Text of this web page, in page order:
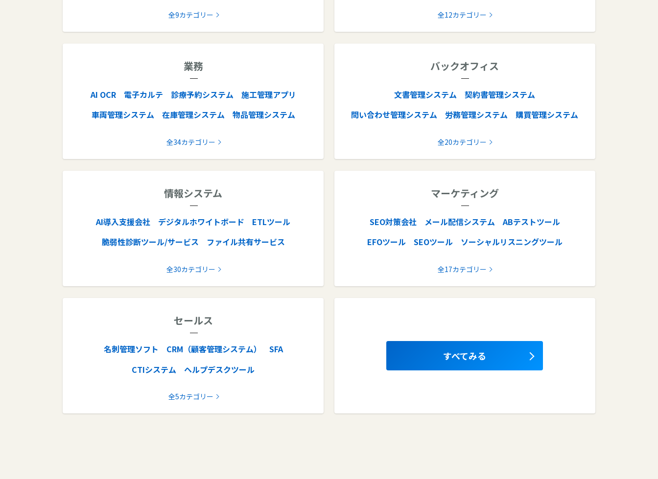
全9カテゴリー
授業支援システム
全12カテゴリー
業務
AI OCR 電子カルテ 診療予約システム
施工管理アプリ
車両管理システム
在庫管理システム
物品管理システム
業務可視化ツール
POSレジ
CO2排出量管理システム
リモートアクセスツール
表計算ソフト
プロジェクト管理ツール
文字起こしソフト
キャッシュレス決済
全34カテゴリー
バックオフィス
文書管理システム
契約書管理システム
問い合わせ管理システム
労務管理システム
購買管理システム
安否確認システム
マイナンバー管理システム
ERP 電子印鑑ソフト
全20カテゴリー
情報システム
AI導入支援会社 デジタルホワイトボード
ETLツール
脆弱性診断ツール/サービス
ファイル共有サービス
ファイアウォール
クラウドWAF BIM/CIM
仮想デスクトップ
バックアップソフト
テレビ会議システム
全30カテゴリー
マーケティング
SEO対策会社 メール配信システム
ABテストツール
EFOツール
SEOツール
ソーシャルリスニングツール
Web接客ツール
LINEマーケティング 動画編集ソフト
全17カテゴリー
セールス
名刺管理ソフト CRM（顧客管理システム）
SFA
CTIシステム
ヘルプデスクツール
全5カテゴリー
すべてみる